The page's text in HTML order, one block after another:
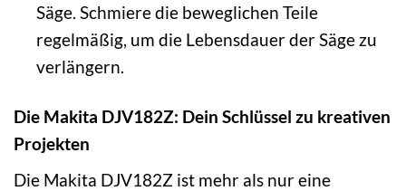
Säge. Schmiere die beweglichen Teile
regelmäßig, um die Lebensdauer der Säge zu
verlängern.
Die Makita DJV182Z: Dein Schlüssel zu kreativen
Projekten
Die Makita DJV182Z ist mehr als nur eine